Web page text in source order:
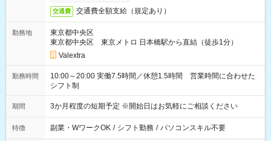
交通費 交通費全額支給（規定あり）
勤務地
東京都中央区
東京都中央区 東京メトロ 日本橋駅から直結（徒歩1分）
Valextra
勤務時間
10:00～20:00 実働7.5時間／休憩1.5時間 営業時間に合わせた
シフト制
期間 3か月程度の短期予定 ※開始日はお気軽にご相談ください
特徴 副業・WワークOK / シフト勤務 / パソコンスキル不要